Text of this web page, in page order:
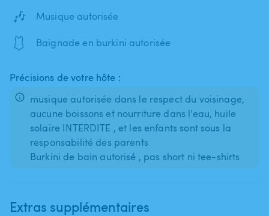
🎶 Musique autorisée
🩱 Baignade en burkini autorisée
Précisions de votre hôte :
musique autorisée dans le respect du voisinage,
aucune boissons et nourriture dans l'eau, huile
solaire INTERDITE , et les enfants sont sous la
responsabilité des parents
Burkini de bain autorisé , pas short ni tee-shirts
Extras supplémentaires